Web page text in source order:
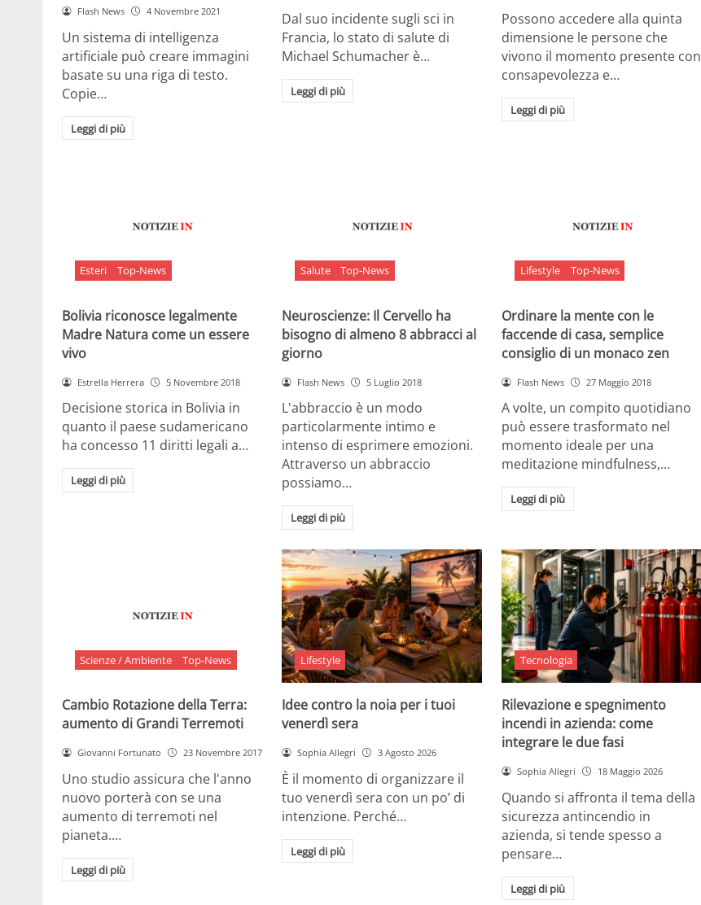
Flash News 4 Novembre 2021
Un sistema di intelligenza
artificiale può creare immagini
basate su una riga di testo.
Copie…
Leggi di più
Dal suo incidente sugli sci in
Francia, lo stato di salute di
Michael Schumacher è…
Leggi di più
Possono accedere alla quinta
dimensione le persone che
vivono il momento presente con
consapevolezza e…
Leggi di più
Esteri Top-News
Bolivia riconosce legalmente
Madre Natura come un essere
vivo
Estrella Herrera 5 Novembre 2018
Decisione storica in Bolivia in
quanto il paese sudamericano
ha concesso 11 diritti legali a…
Leggi di più
Salute Top-News
Neuroscienze: Il Cervello ha
bisogno di almeno 8 abbracci al
giorno
Flash News 5 Luglio 2018
L'abbraccio è un modo
particolarmente intimo e
intenso di esprimere emozioni.
Attraverso un abbraccio
possiamo…
Leggi di più
Lifestyle Top-News
Ordinare la mente con le
faccende di casa, semplice
consiglio di un monaco zen
Flash News 27 Maggio 2018
A volte, un compito quotidiano
può essere trasformato nel
momento ideale per una
meditazione mindfulness,…
Leggi di più
Scienze / Ambiente Top-News
Cambio Rotazione della Terra:
aumento di Grandi Terremoti
Giovanni Fortunato 23 Novembre 2017
Uno studio assicura che l'anno
nuovo porterà con se una
aumento di terremoti nel
pianeta.…
Leggi di più
Lifestyle
Idee contro la noia per i tuoi
venerdì sera
Sophia Allegri 3 Agosto 2026
È il momento di organizzare il
tuo venerdì sera con un po’ di
intenzione. Perché…
Leggi di più
Tecnologia
Rilevazione e spegnimento
incendi in azienda: come
integrare le due fasi
Sophia Allegri 18 Maggio 2026
Quando si affronta il tema della
sicurezza antincendio in
azienda, si tende spesso a
pensare…
Leggi di più